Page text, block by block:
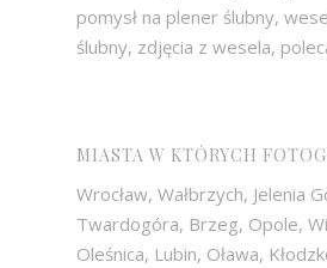
pomysł na plener ślubny,
ślubny, zdjęcia z wesela,
MIASTA W KTÓRYCH
Wrocław, Wałbrzych, Jelenia
Twardogóra, Brzeg, Opole,
Oleśnica, Lubin, Oława,